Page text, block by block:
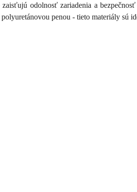
odolnosť zariadenia a
penou - tieto materiály sú